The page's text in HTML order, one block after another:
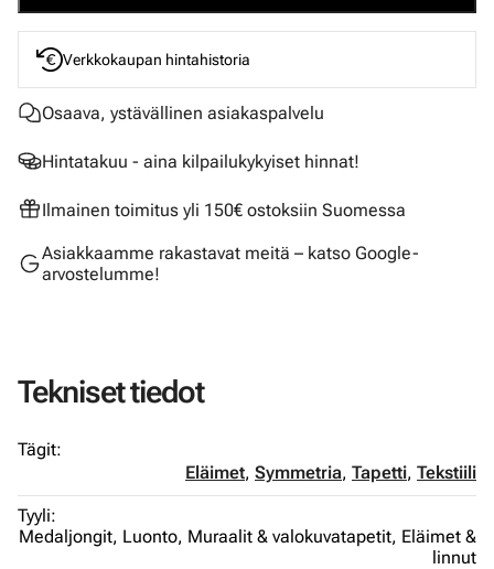
Verkkokaupan hintahistoria
Osaava, ystävällinen asiakaspalvelu
Hintatakuu - aina kilpailukykyiset hinnat!
Ilmainen toimitus yli 150€ ostoksiin Suomessa
Asiakkaamme rakastavat meitä – katso Google-
arvostelumme!
Tekniset tiedot
Tägit:
Eläimet, Symmetria, Tapetti, Tekstiili
Tyyli:
Medaljongit, Luonto, Muraalit & valokuvatapetit, Eläimet &
linnut